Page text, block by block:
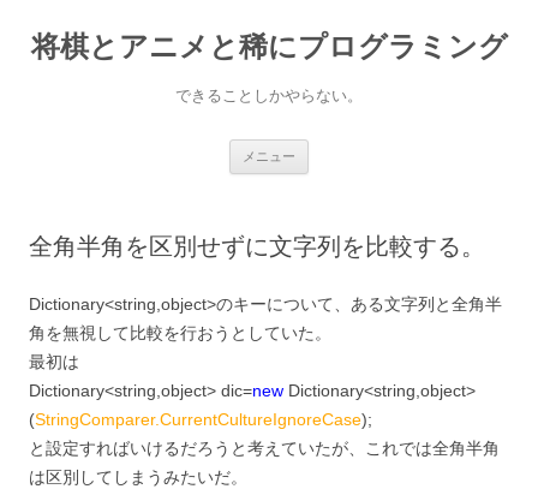
テ
ン
将棋とアニメと稀にプログラミング
できることしかやらない。
メニュー
全角半角を区別せずに文字列を比較する。
Dictionary<string,object>のキーについて、ある文字列と全角半
角を無視して比較を行おうとしていた。
最初は
Dictionary<string,object> dic=new Dictionary<string,object>
(StringComparer.CurrentCultureIgnoreCase);
と設定すればいけるだろうと考えていたが、これでは全角半角
は区別してしまうみたいだ。